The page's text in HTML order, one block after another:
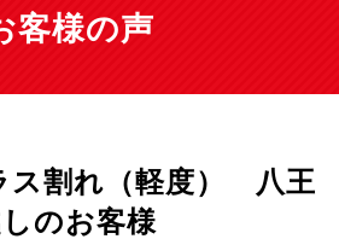
客様の声
ス割れ（軽度） 八王
のお客様